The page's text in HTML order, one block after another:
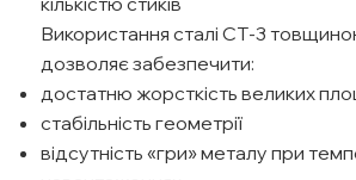
Використання сталі СТ-3
дозволяє забезпечити:
достатню жорсткість великих
стабільність геометрії
відсутність «гри» металу при